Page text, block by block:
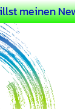
meinen